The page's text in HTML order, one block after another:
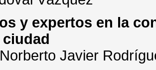
y expertos en la
ciudad
Javier